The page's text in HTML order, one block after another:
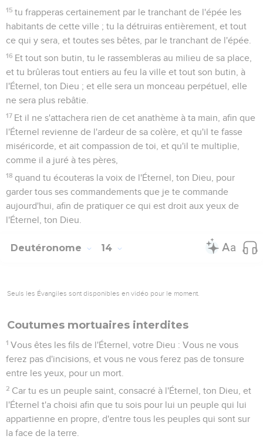
15 tu frapperas certainement par le tranchant de l'épée les
habitants de cette ville ; tu la détruiras entièrement, et tout
ce qui y sera, et toutes ses bêtes, par le tranchant de l'épée.
16 Et tout son butin, tu le rassembleras au milieu de sa place,
et tu brûleras tout entiers au feu la ville et tout son butin, à
l'Éternel, ton Dieu ; et elle sera un monceau perpétuel, elle
ne sera plus rebâtie.
17 Et il ne s'attachera rien de cet anathème à ta main, afin que
l'Éternel revienne de l'ardeur de sa colère, et qu'il te fasse
miséricorde, et ait compassion de toi, et qu'il te multiplie,
comme il a juré à tes pères,
18 quand tu écouteras la voix de l'Éternel, ton Dieu, pour
garder tous ses commandements que je te commande
aujourd'hui, afin de pratiquer ce qui est droit aux yeux de
l'Éternel, ton Dieu.
Deutéronome 14
Seuls les Évangiles sont disponibles en vidéo pour le moment.
Coutumes mortuaires interdites
1 Vous êtes les fils de l'Éternel, votre Dieu : Vous ne vous
ferez pas d'incisions, et vous ne vous ferez pas de tonsure
entre les yeux, pour un mort.
2 Car tu es un peuple saint, consacré à l'Éternel, ton Dieu, et
l'Éternel t'a choisi afin que tu sois pour lui un peuple qui lui
appartienne en propre, d'entre tous les peuples qui sont sur
la face de la terre.